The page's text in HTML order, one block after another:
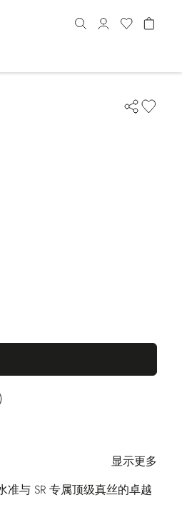
显示更多
与 SR 专属顶级真丝的卓越